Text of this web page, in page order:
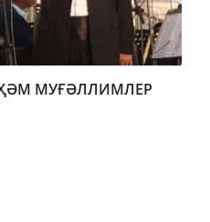
ҲӘМ МУҒӘЛЛИМЛЕР